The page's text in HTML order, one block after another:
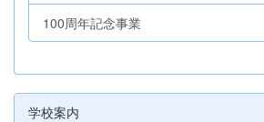
100周年記念事業
学校案内